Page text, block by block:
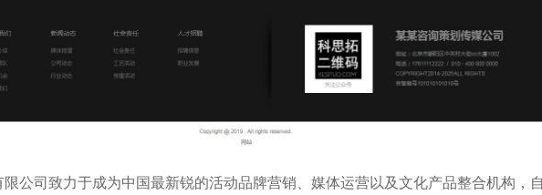
公司致力于成为中国最新锐的活动品牌营销、媒体运营以及文化产品整合机构，